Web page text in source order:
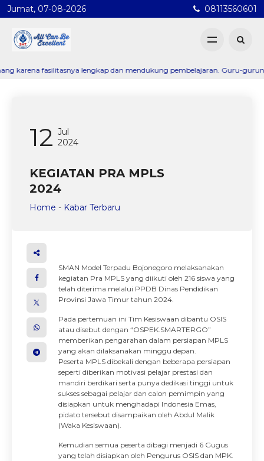
Jumat, 07-08-2026 08113560601
fasilitasnya lengkap dan mendukung pembelajaran. Guru-gurunya
12 Jul
2024
KEGIATAN PRA MPLS
2024
Home - Kabar Terbaru
SMAN Model Terpadu Bojonegoro melaksanakan
kegiatan Pra MPLS yang diikuti oleh 216 siswa yang
telah diterima melalui PPDB Dinas Pendidikan
Provinsi Jawa Timur tahun 2024.
Pada pertemuan ini Tim Kesiswaan dibantu OSIS
atau disebut dengan “OSPEK.SMARTERGO”
memberikan pengarahan dalam persiapan MPLS
yang akan dilaksanakan minggu depan.
Peserta MPLS dibekali dengan beberapa persiapan
seperti diberikan motivasi pelajar prestasi dan
mandiri berdikari serta punya dedikasi tinggi untuk
sukses sebagai pelajar dan calon pemimpin yang
disiapkan untuk menghadapi Indonesia Emas,
pidato tersebut disampaikan oleh Abdul Malik
(Waka Kesiswaan).
Kemudian semua peserta dibagi menjadi 6 Gugus
yang telah disiapkan oleh Pengurus OSIS dan MPK.